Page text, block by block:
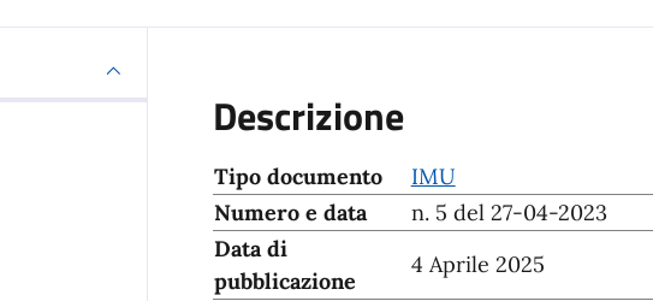
Descrizione
Tipo documento
IMU
Numero e data
n. 5 del 27-04-2023
Data di
pubblicazione
4 Aprile 2025